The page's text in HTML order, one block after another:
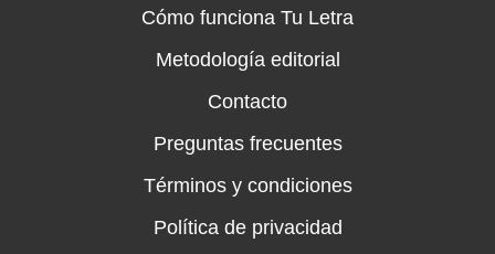
Cómo funciona Tu Letra
Metodología editorial
Contacto
Preguntas frecuentes
Términos y condiciones
Política de privacidad